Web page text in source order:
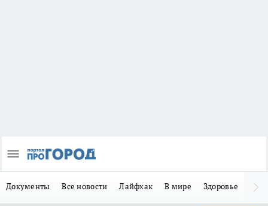
Документы Все новости Лайфхак В мире Здоровье